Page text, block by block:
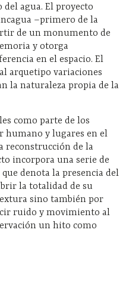
agua. El proyecto
–primero de la
de un monumento de
y otorga
en el espacio. El
arquetipo variaciones
la naturaleza propia de la
como parte de los
humano y lugares en el
reconstrucción de la
incorpora una serie de
denota la presencia del
la totalidad de su
sino también por
ruido y movimiento al
un hito como